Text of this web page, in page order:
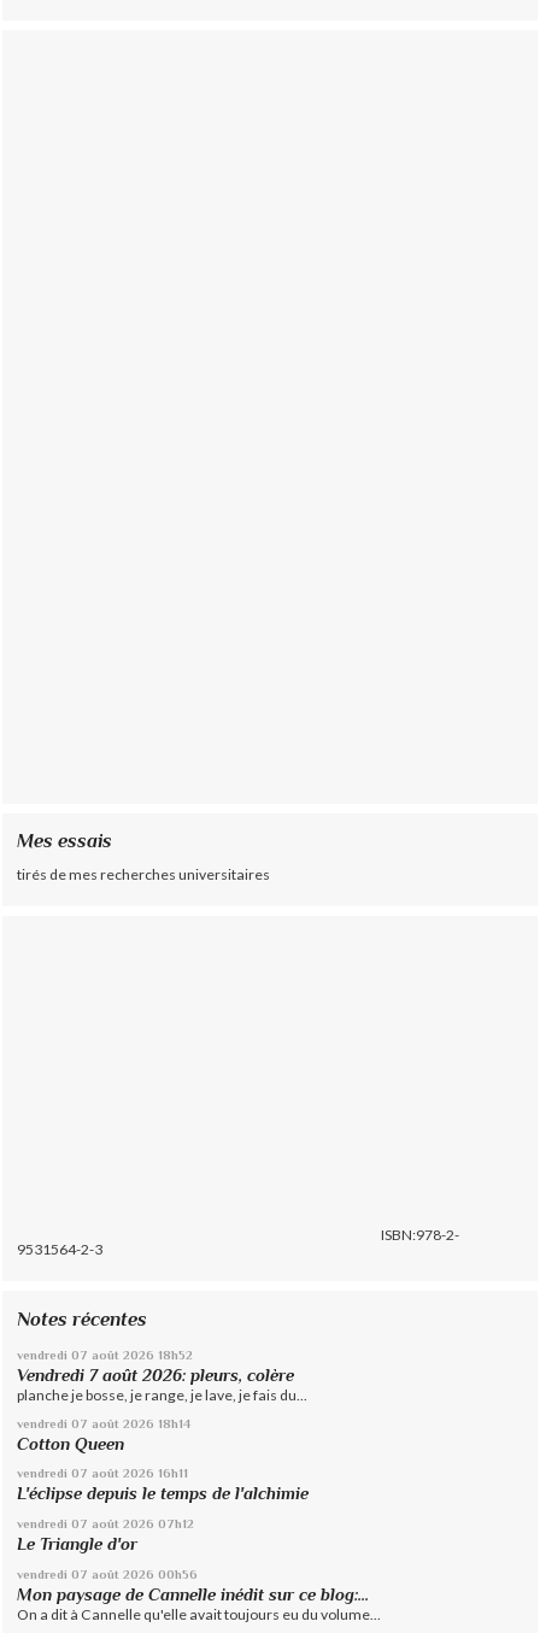
Mes essais
tirés de mes recherches universitaires
ISBN:978-2-
9531564-2-3
Notes récentes
vendredi 07 août 2026 18h52
Vendredi 7 août 2026: pleurs, colère
planche je bosse, je range, je lave, je fais du...
vendredi 07 août 2026 18h14
Cotton Queen
vendredi 07 août 2026 16h11
L'éclipse depuis le temps de l'alchimie
vendredi 07 août 2026 07h12
Le Triangle d'or
vendredi 07 août 2026 00h56
Mon paysage de Cannelle inédit sur ce blog:...
On a dit à Cannelle qu'elle avait toujours eu du volume...